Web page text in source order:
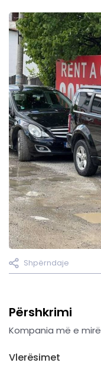
Shpërndaje
Përshkrimi
Kompania më e
Vlerësimet